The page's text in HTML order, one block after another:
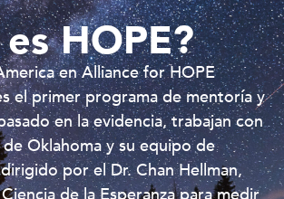
HOPE?
en Alliance for HOPE
el primer programa de mentoría y
en la evidencia, trabajan con
Oklahoma y su equipo de
por el Dr. Chan Hellman,